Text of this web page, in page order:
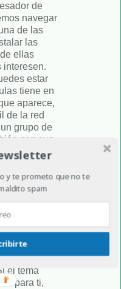
de
navegar
de las
las
ellas
interesen.
estar
tiene en
aparece,
de la red
grupo de
con sus
qué
hacer
regálate un
Si esta
y su
el tema
para ti,
y te prometo que no te
spam